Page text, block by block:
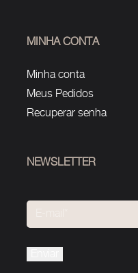
MINHA CONTA
Minha conta
Meus Pedidos
Recuperar senha
NEWSLETTER